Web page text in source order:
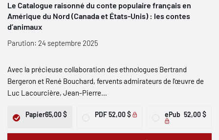
Le Catalogue raisonné du conte populaire français en
Amérique du Nord (Canada et États-Unis) : les contes
d’animaux
Parution: 24 septembre 2025
Avec la précieuse collaboration des ethnologues Bertrand
Bergeron et René Bouchard, fervents admirateurs de l'œuvre de
Luc Lacourcière, Jean-Pierre...
Papier65,00 $ PDF52,00 $ ePub 52,00 $